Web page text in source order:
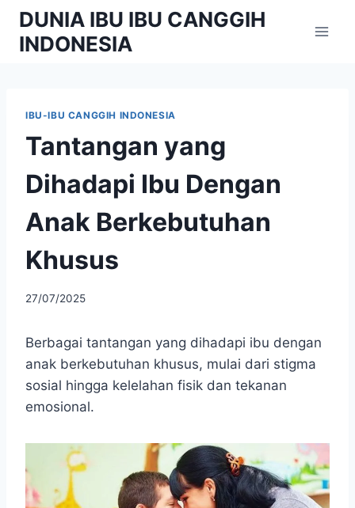
Skip
content
DUNIA IBU IBU CANGGIH
INDONESIA
IBU-IBU CANGGIH INDONESIA
Tantangan yang
Dihadapi Ibu Dengan
Anak Berkebutuhan
Khusus
By
27/07/2025
Berbagai tantangan yang dihadapi ibu dengan
anak berkebutuhan khusus, mulai dari stigma
sosial hingga kelelahan fisik dan tekanan
emosional.